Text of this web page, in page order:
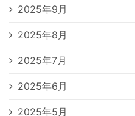
2025年9月
2025年8月
2025年7月
2025年6月
2025年5月